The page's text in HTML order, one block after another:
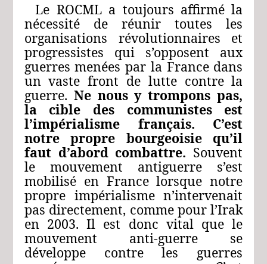
Le ROCML a toujours affirmé la
nécessité de réunir toutes les
organisations révolutionnaires et
progressistes qui s’opposent aux
guerres menées par la France dans
un vaste front de lutte contre la
guerre. Ne nous y trompons pas,
la cible des communistes est
l’impérialisme français. C’est
notre propre bourgeoisie qu’il
faut d’abord combattre. Souvent
le mouvement antiguerre s’est
mobilisé en France lorsque notre
propre impérialisme n’intervenait
pas directement, comme pour l’Irak
en 2003. Il est donc vital que le
mouvement anti-guerre se
développe contre les guerres